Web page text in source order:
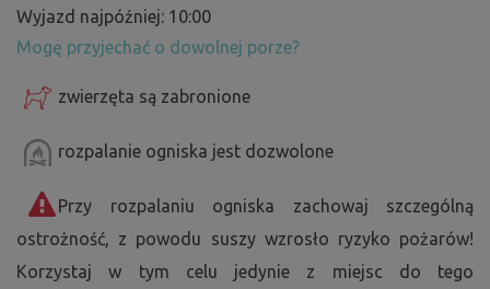
Wyjazd najpóźniej: 10:00
Mogę przyjechać o dowolnej porze?
zwierzęta są zabronione
rozpalanie ogniska jest dozwolone
Przy rozpalaniu ogniska zachowaj szczególną
ostrożność, z powodu suszy wzrosło ryzyko pożarów!
Korzystaj w tym celu jedynie z miejsc do tego